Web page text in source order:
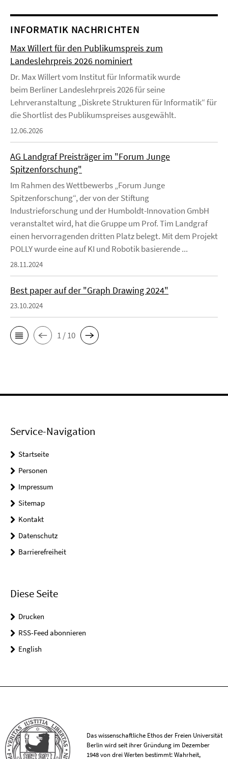
INFORMATIK NACHRICHTEN
Max Willert für den Publikumspreis zum
Landeslehrpreis 2026 nominiert
Dr. Max Willert vom Institut für Informatik wurde
beim Berliner Landeslehrpreis 2026 für seine
Lehrveranstaltung „Diskrete Strukturen für Informatik“ für
die Shortlist des Publikumspreises ausgewählt.
12.06.2026
AG Landgraf Preisträger im "Forum Junge
Spitzenforschung"
Im Rahmen des Wettbewerbs „Forum Junge
Spitzenforschung“, der von der Stiftung
Industrieforschung und der Humboldt-Innovation GmbH
veranstaltet wird, hat die Gruppe um Prof. Tim Landgraf
einen hervorragenden dritten Platz belegt. Mit dem Projekt
POLLY wurde eine auf KI und Robotik basierende ...
28.11.2024
Best paper auf der "Graph Drawing 2024"
23.10.2024
1 / 10
Service-Navigation
Startseite
Personen
Impressum
Sitemap
Kontakt
Datenschutz
Barrierefreiheit
Diese Seite
Drucken
RSS-Feed abonnieren
English
Das wissenschaftliche Ethos der Freien Universität
Berlin wird seit ihrer Gründung im Dezember
1948 von drei Werten bestimmt: Wahrheit,